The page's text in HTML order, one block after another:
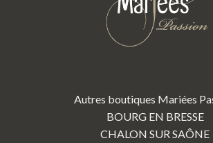
Autres boutiques Mariées
BOURG EN BRESSE
CHALON SUR SAÔNE